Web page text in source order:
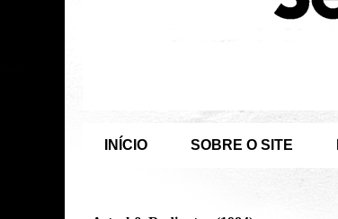
INÍCIO SOBRE O SITE